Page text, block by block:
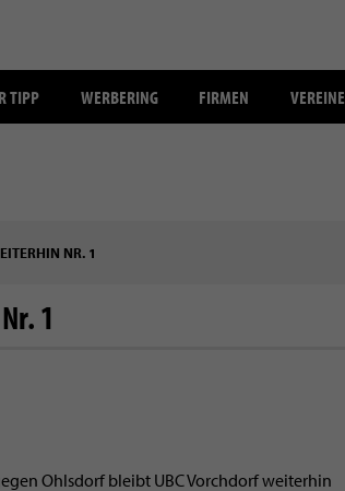
TIPP WERBERING FIRMEN VEREINE
NR. 1
1
Ohlsdorf bleibt UBC Vorchdorf weiterhin